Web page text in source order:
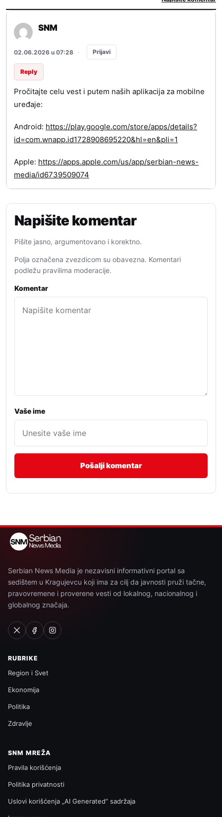
SNM
02.06.2026 u 07:28 · Prijavi
Reply
Pročitajte celu vest i putem naših aplikacija za mobilne
uređaje:
Android: https://play.google.com/store/apps/details?
id=com.wnapp.id1728908695220&hl=en&pli=1
Apple: https://apps.apple.com/us/app/serbian-news-
media/id6739509074
Napišite komentar
Pišite jasno, argumentovano i korektno.
Polja označena zvezdicom su obavezna. Komentari
podležu pravilima moderacije.
Komentar
Vaše ime
Serbian News Media je nezavisni informativni portal sa
sedištem u Kragujevcu koji ima za cilj da javnosti pruži tačne,
pravovremene i proverene vesti od lokalnog, nacionalnog i
globalnog značaja.
RUBRIKE
Region i Svet
Ekonomija
Politika
Zdravlje
SNM MREŽA
Pravila korišćenja
Politika privatnosti
Uslovi korišćenja „AI Generated“ sadržaja